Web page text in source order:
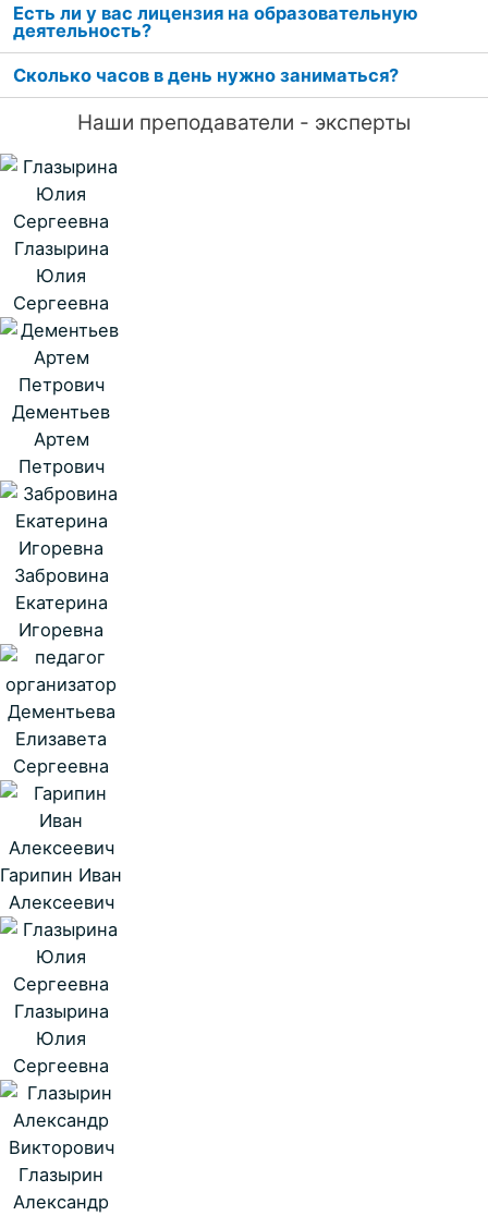
Есть ли у вас лицензия на образовательную
деятельность?
Сколько часов в день нужно заниматься?
Наши преподаватели - эксперты
Глазырина
Юлия
Сергеевна
Дементьев
Артем
Петрович
Забровина
Екатерина
Игоревна
Дементьева
Елизавета
Сергеевна
Гарипин Иван
Алексеевич
Глазырина
Юлия
Сергеевна
Глазырин
Александр